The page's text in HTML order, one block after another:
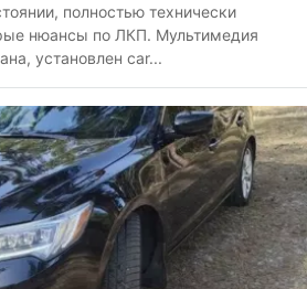
полностью технически
нюансы по ЛКП. Мультимедия
установлен car...